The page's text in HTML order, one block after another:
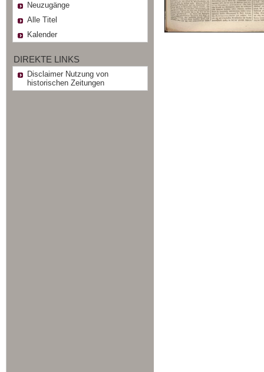
Neuzugänge
Alle Titel
Kalender
DIREKTE LINKS
Disclaimer Nutzung von
historischen Zeitungen